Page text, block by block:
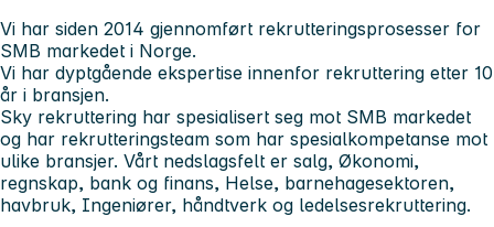
Vi har siden 2014 gjennomført rekrutteringsprosesser for
SMB markedet i Norge.
Vi har dyptgående ekspertise innenfor rekruttering etter 10
år i bransjen.
Sky rekruttering har spesialisert seg mot SMB markedet
og har rekrutteringsteam som har spesialkompetanse mot
ulike bransjer. Vårt nedslagsfelt er salg, Økonomi,
regnskap, bank og finans, Helse, barnehagesektoren,
havbruk, Ingeniører, håndtverk og ledelsesrekruttering.